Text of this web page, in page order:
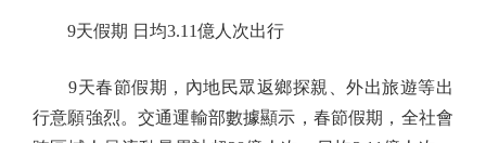
9天假期 日均3.11億人次出行
9天春節假期，內地民眾返鄉探親、外出旅遊等出
行意願強烈。交通運輸部數據顯示，春節假期，全社會